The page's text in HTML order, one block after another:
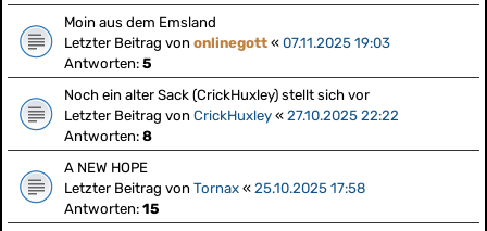
Moin aus dem Emsland
Letzter Beitrag von onlinegott « 07.11.2025 19:03
Antworten: 5
Noch ein alter Sack (CrickHuxley) stellt sich vor
Letzter Beitrag von CrickHuxley « 27.10.2025 22:22
Antworten: 8
A NEW HOPE
Letzter Beitrag von Tornax « 25.10.2025 17:58
Antworten: 15